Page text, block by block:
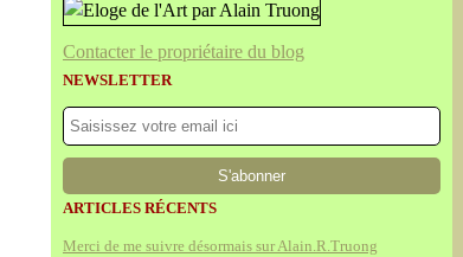
Contacter le propriétaire du blog
NEWSLETTER
ARTICLES RÉCENTS
Merci de me suivre désormais sur Alain.R.Truong